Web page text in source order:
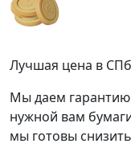
Лучшая цена в СПб
Мы даем
нужной вам
мы готовы